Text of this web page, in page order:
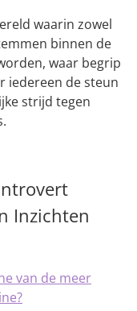
waarin zowel
binnen de
waar begrip
iedereen de steun
strijd tegen
Inzichten
van de meer